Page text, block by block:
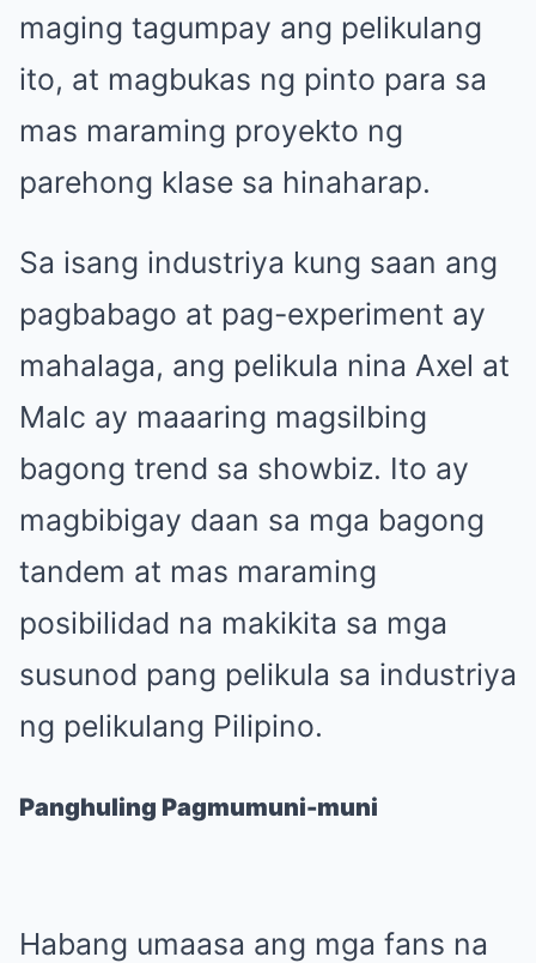
maging tagumpay ang pelikulang
ito, at magbukas ng pinto para sa
mas maraming proyekto ng
parehong klase sa hinaharap.
Sa isang industriya kung saan ang
pagbabago at pag-experiment ay
mahalaga, ang pelikula nina Axel at
Malc ay maaaring magsilbing
bagong trend sa showbiz. Ito ay
magbibigay daan sa mga bagong
tandem at mas maraming
posibilidad na makikita sa mga
susunod pang pelikula sa industriya
ng pelikulang Pilipino.
Panghuling Pagmumuni-muni
Habang umaasa ang mga fans na